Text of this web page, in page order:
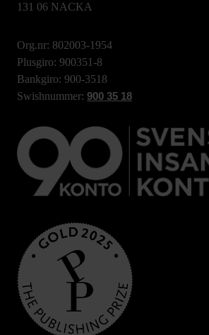
131 06 NACKA
Org.nr: 802003-1954
Plusgiro: 900351-8
Bankgiro: 900-3518
Swishnummer: 900 35 18